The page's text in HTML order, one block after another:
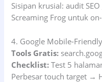
Sisipan krusial: audit
Screaming Frog untuk
4. Google Mobile-
Tools Gratis:
Checklist: Test 5
Perbesar touch target →